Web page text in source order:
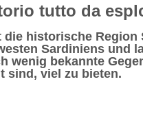
tutto da
historische
Sardiniens und
wenig bekannte
sind, viel zu bieten.